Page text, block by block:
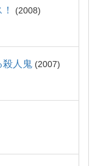
2008
人鬼 2007